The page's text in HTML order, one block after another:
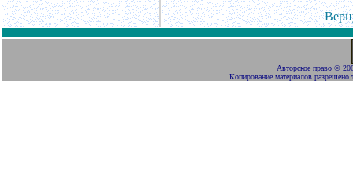
Авторское право ©
Копирование материалов